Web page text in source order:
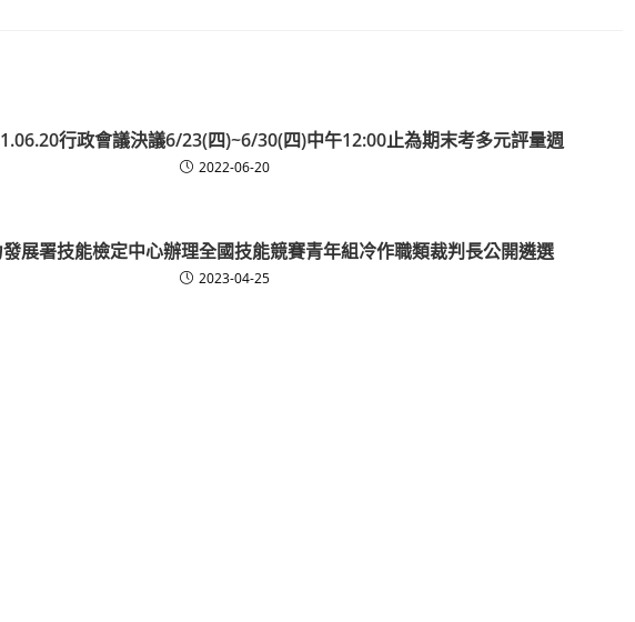
行政會議決議6/23(四)~6/30(四)中午12:00止為期末考多元評量週
2022-06-20
展署技能檢定中心辦理全國技能競賽青年組冷作職類裁判長公開遴選
2023-04-25